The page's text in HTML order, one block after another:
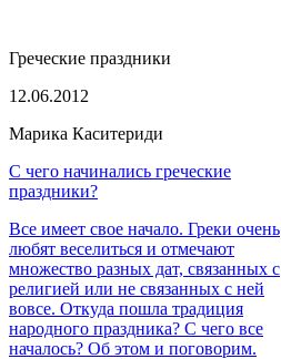
Греческие праздники
12.06.2012
Марика Каситериди
С чего начинались греческие
праздники?
Все имеет свое начало. Греки очень
любят веселиться и отмечают
множество разных дат, связанных с
религией или не связанных с ней
вовсе. Откуда пошла традиция
народного праздника? С чего все
началось? Об этом и поговорим.